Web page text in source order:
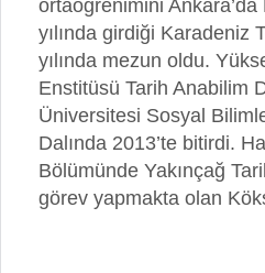
ortaöğrenimini
yılında girdiği Karadeniz
yılında mezun oldu.
Enstitüsü Tarih Anabilim
Üniversitesi Sosyal
Dalında 2013’te bitirdi.
Bölümünde Yakınçağ
görev yapmakta olan